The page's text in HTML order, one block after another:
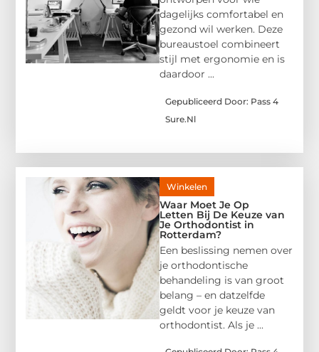
dagelijks comfortabel en
gezond wil werken. Deze
bureaustoel combineert
stijl met ergonomie en is
daardoor ...
Gepubliceerd Door: Pass 4
Sure.nl
Winkelen
Waar Moet Je Op
Letten Bij De Keuze van
Je Orthodontist in
Rotterdam?
Een beslissing nemen over
je orthodontische
behandeling is van groot
belang – en datzelfde
geldt voor je keuze van
orthodontist. Als je ...